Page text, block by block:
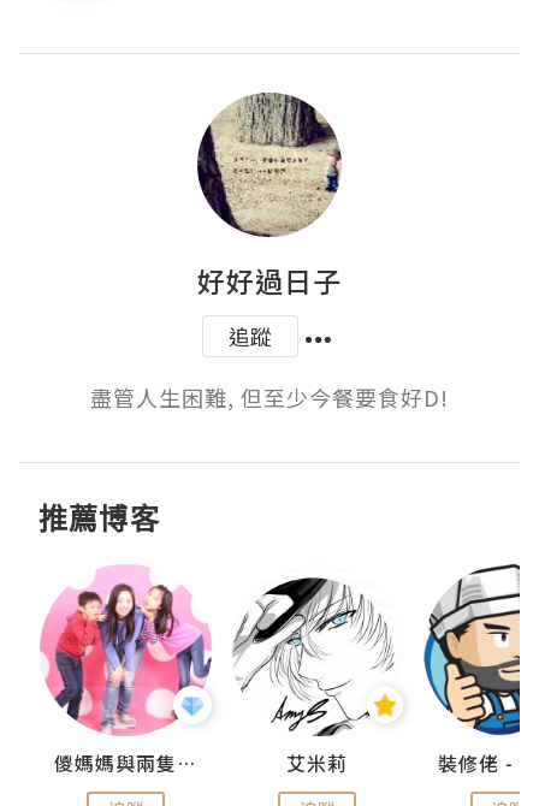
好好過日子
追蹤
盡管人生困難, 但至少今餐要食好D!
推薦博客
儍媽媽與兩隻小魔怪之家 艾米莉